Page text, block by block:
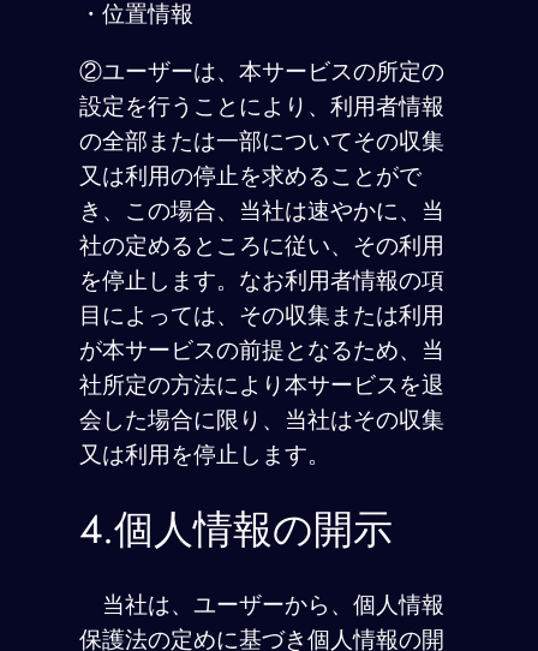
・位置情報
②ユーザーは、本サービスの所定の
設定を行うことにより、利用者情報
の全部または一部についてその収集
又は利用の停止を求めることがで
き、この場合、当社は速やかに、当
社の定めるところに従い、その利用
を停止します。なお利用者情報の項
目によっては、その収集または利用
が本サービスの前提となるため、当
社所定の方法により本サービスを退
会した場合に限り、当社はその収集
又は利用を停止します。
4.個人情報の開示
当社は、ユーザーから、個人情報
保護法の定めに基づき個人情報の開